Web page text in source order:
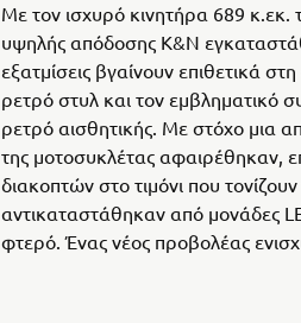
Με τον ισχυρό κινητήρα 689
υψηλής απόδοσης K&N
εξατμίσεις βγαίνουν επιθετικά
ρετρό στυλ και τον εμβληματικό
ρετρό αισθητικής. Με στόχο μια
της μοτοσυκλέτας αφαιρέθηκαν,
διακοπτών στο τιμόνι που
αντικαταστάθηκαν από μονάδες
φτερό. Ένας νέος προβολέας